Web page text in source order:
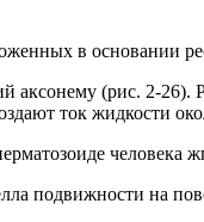
в основании
(рис. 2-26).
ток жидкости
подвижности на